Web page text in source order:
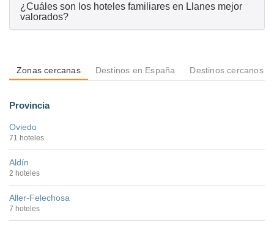
¿Cuáles son los hoteles familiares en Llanes mejor
valorados?
Zonas cercanas Destinos en España Destinos cercanos a
Provincia
Oviedo
71 hoteles
Aldín
2 hoteles
Aller-Felechosa
7 hoteles